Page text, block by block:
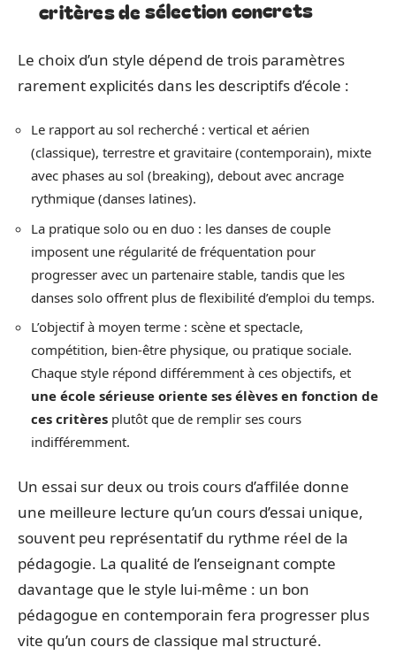
critères de sélection concrets
Le choix d’un style dépend de trois paramètres
rarement explicités dans les descriptifs d’école :
Le rapport au sol recherché : vertical et aérien
(classique), terrestre et gravitaire (contemporain), mixte
avec phases au sol (breaking), debout avec ancrage
rythmique (danses latines).
La pratique solo ou en duo : les danses de couple
imposent une régularité de fréquentation pour
progresser avec un partenaire stable, tandis que les
danses solo offrent plus de flexibilité d’emploi du temps.
L’objectif à moyen terme : scène et spectacle,
compétition, bien-être physique, ou pratique sociale.
Chaque style répond différemment à ces objectifs, et
une école sérieuse oriente ses élèves en fonction de
ces critères plutôt que de remplir ses cours
indifféremment.
Un essai sur deux ou trois cours d’affilée donne
une meilleure lecture qu’un cours d’essai unique,
souvent peu représentatif du rythme réel de la
pédagogie. La qualité de l’enseignant compte
davantage que le style lui-même : un bon
pédagogue en contemporain fera progresser plus
vite qu’un cours de classique mal structuré.